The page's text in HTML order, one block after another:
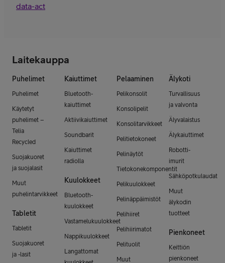
data-act
Laitekauppa
Puhelimet
Puhelimet
Käytetyt
puhelimet –
Telia
Recycled
Suojakuoret
ja suojalasit
Muut
puhelintarvikkeet
Tabletit
Tabletit
Suojakuoret
ja -lasit
Kaiuttimet
Bluetooth-
kaiuttimet
Aktiivikaiuttimet
Soundbarit
Kaiuttimet
radiolla
Kuulokkeet
Bluetooth-
kuulokkeet
Vastamelukuulokkeet
Nappikuulokkeet
Langattomat
Pelaaminen
Pelikonsolit
Konsolipelit
Konsolitarvikkeet
Pelitietokoneet
Pelinäytöt
Tietokonekomponentit
Pelikuulokkeet
Pelinäppäimistöt
Pelihiiret
Pelihiirimatot
Pelituolit
Muut
Älykoti
Turvallisuus
ja valvonta
Älyvalaistus
Älykaiuttimet
Robotti-
imurit
Sähköpotkulaudat
Muut
älykodin
tuotteet
Pienkoneet
Keittiön
pienkoneet